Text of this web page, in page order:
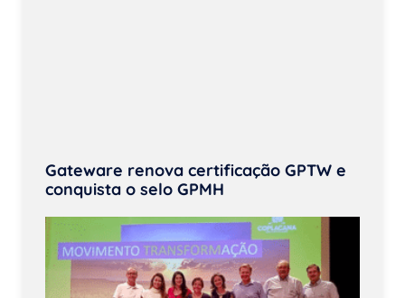
Gateware renova certificação GPTW e
conquista o selo GPMH